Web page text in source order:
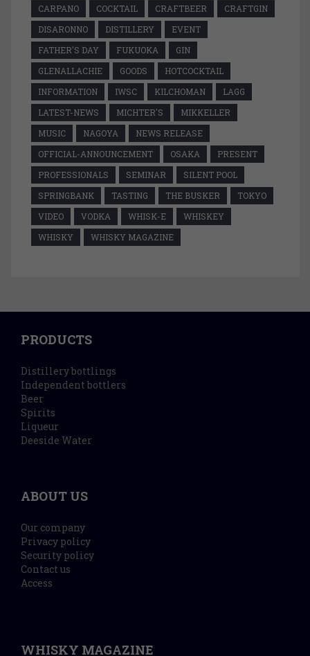
CARPANO
COCKTAIL CRAFTBEER
CRAFTGIN
DISARONNO
DISTILLERY
EVENT
FATHER'S DAY
FUKUOKA
GIN
GLENALLACHIE
GOODS
HOTCOCKTAIL
INFORMATION
IWSC KILCHOMAN
LAGG
LATEST-NEWS
MICHTER'S
MIKKELLER
MUSIC
NAGOYA
NEWS RELEASE
OFFICIAL-ANNOUNCEMENT
OSAKA
PRESENT
PROFESSIONALS
SEMINAR
SILENT POOL
SPRINGBANK
TASTING THE BUSKER
TOKYO
VIDEO
VODKA WHISK-E
WHISKEY
WHISKY
WHISKY MAGAZINE
PRODUCTS
Distillery bottlings
Independent bottlers
Beer
Spirits
Liqueur
Deeside Water
ABOUT US
Our company
Privacy policy
Security policy
Contact us
Access
WHISKY MAGAZINE